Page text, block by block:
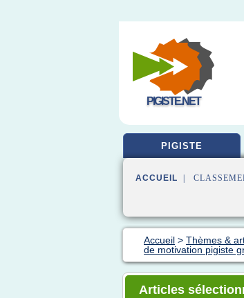
PIGISTE.NET
PIGISTE
ACCUEIL |
Accueil > Thèmes &
de motivation pigiste
Articles